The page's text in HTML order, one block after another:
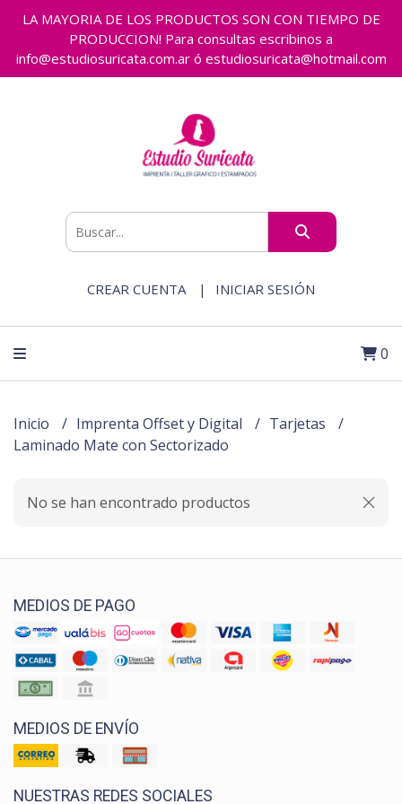
LA MAYORIA DE LOS PRODUCTOS SON CON TIEMPO DE
PRODUCCION! Para consultas escribinos a
info@estudiosuricata.com.ar ó estudiosuricata@hotmail.com
CREAR CUENTA INICIAR SESIÓN
0
Inicio Imprenta Offset y Digital
Tarjetas
Laminado Mate con Sectorizado
No se han encontrado productos
MEDIOS DE PAGO
MEDIOS DE ENVÍO
NUESTRAS REDES SOCIALES